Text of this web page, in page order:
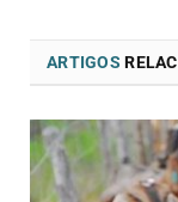
ARTIGOS